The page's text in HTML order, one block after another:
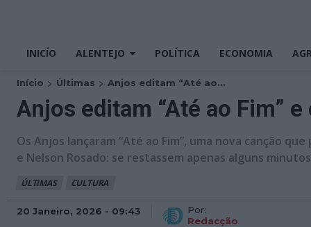
INICÍO ALENTEJO POLÍTICA ECONOMIA
Início Últimas Anjos editam “Até ao...
Anjos editam “Até ao Fim”
Os Anjos lançaram “Até ao Fim”, uma nova canção
e Nelson Rosado: se restassem apenas alguns
ÚLTIMAS CULTURA
20 Janeiro, 2026 - 09:43
Por:
Redacção